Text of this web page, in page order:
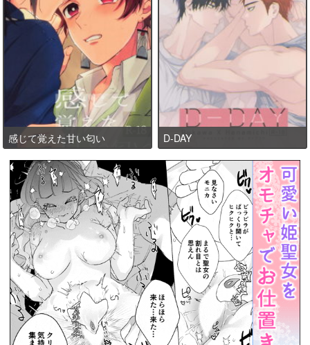
感じて覚えた甘い匂い D-DAY